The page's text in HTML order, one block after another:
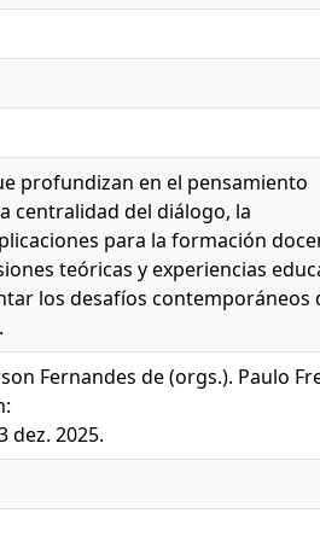
profundizan en el pensamiento
centralidad del diálogo, la
para la formación
teóricas y experiencias
los desafíos contemporáneos
Fernandes de (orgs.). Paulo
2025.